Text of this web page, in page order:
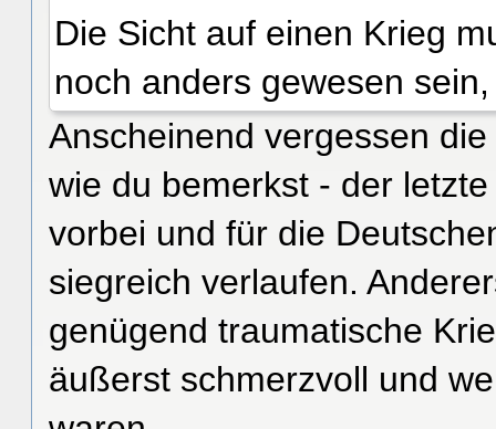
Die Sicht auf einen Krieg
noch anders gewesen
Anscheinend vergessen
wie du bemerkst - der
vorbei und für die
siegreich verlaufen.
genügend traumatische
äußerst schmerzvoll und